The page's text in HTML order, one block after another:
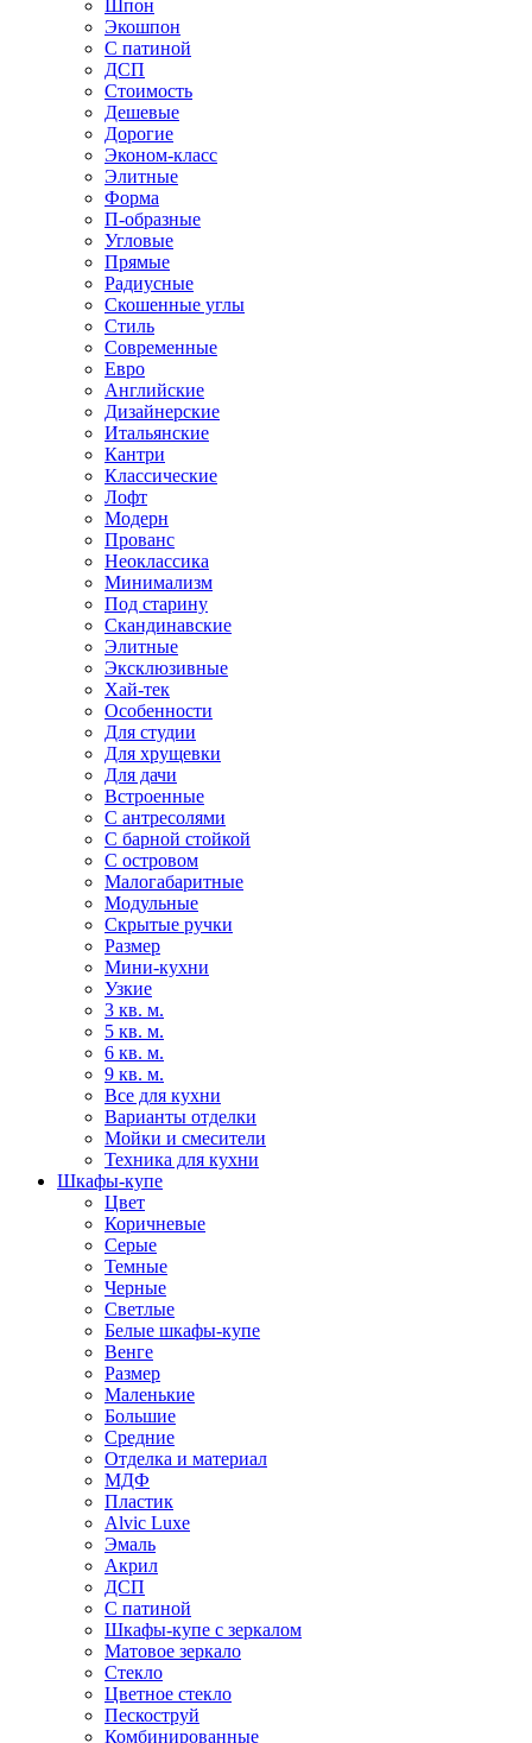
Шпон
Экошпон
С патиной
ДСП
Стоимость
Дешевые
Дорогие
Эконом-класс
Элитные
Форма
П-образные
Угловые
Прямые
Радиусные
Скошенные углы
Стиль
Современные
Евро
Английские
Дизайнерские
Итальянские
Кантри
Классические
Лофт
Модерн
Прованс
Неоклассика
Минимализм
Под старину
Скандинавские
Элитные
Эксклюзивные
Хай-тек
Особенности
Для студии
Для хрущевки
Для дачи
Встроенные
С антресолями
С барной стойкой
С островом
Малогабаритные
Модульные
Скрытые ручки
Размер
Мини-кухни
Узкие
3 кв. м.
5 кв. м.
6 кв. м.
9 кв. м.
Все для кухни
Варианты отделки
Мойки и смесители
Техника для кухни
Шкафы-купе
Цвет
Коричневые
Серые
Темные
Черные
Светлые
Белые шкафы-купе
Венге
Размер
Маленькие
Большие
Средние
Отделка и материал
МДФ
Пластик
Alvic Luxe
Эмаль
Акрил
ДСП
С патиной
Шкафы-купе с зеркалом
Матовое зеркало
Стекло
Цветное стекло
Пескоструй
Комбинированные